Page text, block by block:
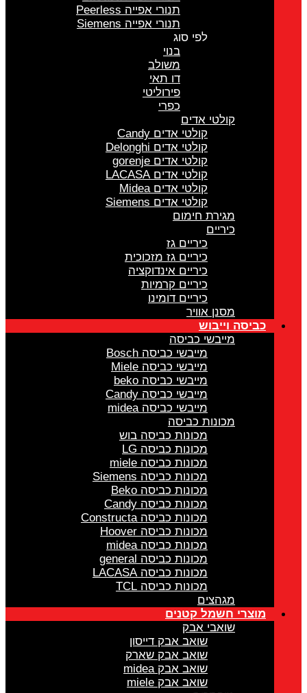
תנורי אפייה Peerless
תנורי אפייה Siemens
לפי סוג
בנוי
משולב
דו תאי
פירוליטי
כפרי
קולטי אדים
קולטי אדים Candy
קולטי אדים Delonghi
קולטי אדים gorenje
קולטי אדים LACASA
קולטי אדים Midea
קולטי אדים Siemens
מגירת חימום
כיריים
כיריים גז
כיריים גז מזכוכית
כיריים אינדוקציה
כיריים קרמיות
כיריים דומינו
מסנן אוויר
כביסה וייבוש
מייבשי כביסה
מייבשי כביסה Bosch
מייבשי כביסה Miele
מייבשי כביסה beko
מייבשי כביסה Candy
מייבשי כביסה midea
מכונות כביסה
מכונות כביסה בוש
מכונות כביסה LG
מכונות כביסה miele
מכונות כביסה Siemens
מכונות כביסה Beko
מכונות כביסה Candy
מכונות כביסה Constructa
מכונות כביסה Hoover
מכונות כביסה midea
מכונות כביסה general
מכונות כביסה LACASA
מכונות כביסה TCL
מגהצים
מוצרי חשמל קטנים
שואבי אבק
שואב אבק דייסון
שואב אבק שארק
שואב אבק midea
שואב אבק miele